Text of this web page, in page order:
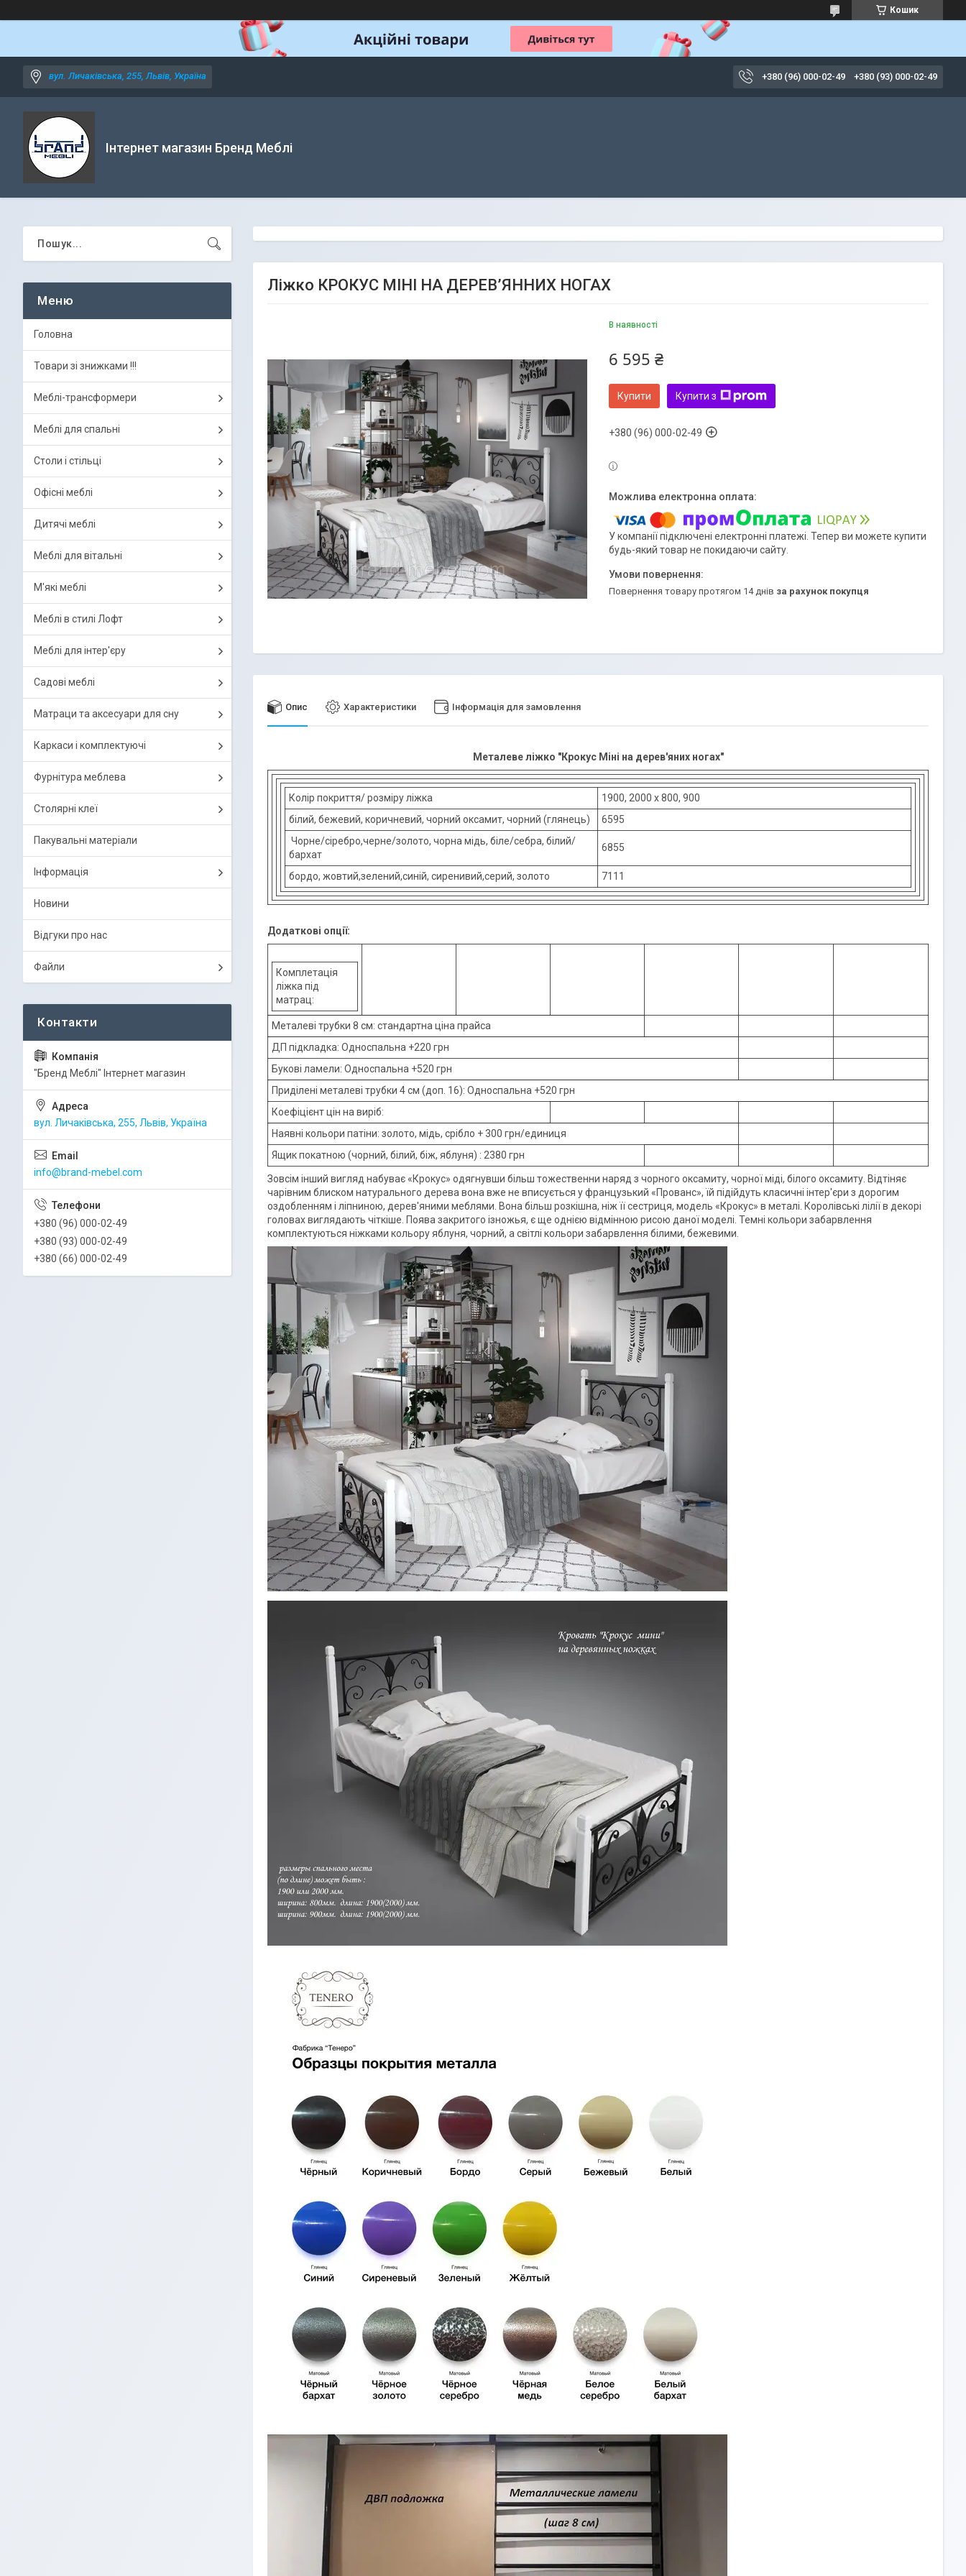
Кошик
вул. Личаківська, 255, Львів, Україна +380 (96) 000-02-49 +380 (93) 000-02-49
Інтернет магазин Бренд Меблі
Ліжко КРОКУС МІНІ НА ДЕРЕВ’ЯННИХ НОГАХ
В наявності
6 595 ₴
Купити Купити з
+380 (96) 000-02-49
У компанії підключені електронні платежі. Тепер ви можете купити
будь-який товар не покидаючи сайту.
повернення товару протягом 14 днів за рахунок покупця
Опис Характеристики Інформація для замовлення
Металеве ліжко "Крокус Міні на дерев'яних ногах"
Колір покриття/ розміру ліжка
1900, 2000 х 800, 900
білий, бежевий, коричневий, чорний оксамит, чорний (глянець)
6595
Чорне/сіребро,черне/золото, чорна мідь, біле/себра, білий/
бархат
6855
бордо, жовтий,зелений,синій, сиренивий,серий, золото 7111
Додаткові опції:
Комплетація
ліжка під
матрац:
Металеві трубки 8 см: стандартна ціна прайса
ДП підкладка: Односпальна +220 грн
Букові ламели: Односпальна +520 грн
Приділені металеві трубки 4 см (доп. 16): Односпальна +520 грн
Коефіцієнт цін на виріб:
Наявні кольори патіни: золото, мідь, срібло + 300 грн/единиця
Ящик покатною (чорний, білий, біж, яблуня) : 2380 грн
Зовсім інший вигляд набуває «Крокус» одягнувши більш тожественни наряд з чорного оксамиту, чорної міді, білого оксамиту. Відтіняє
чарівним блиском натурального дерева вона вже не вписується у французький «Прованс», їй підійдуть класичні інтер'єри з дорогим
оздобленням і ліпниною, дерев'яними меблями. Вона більш розкішна, ніж її сестриця, модель «Крокус» в металі. Королівські лілії в декорі
головах виглядають чіткіше. Поява закритого ізножья, є ще однією відмінною рисою даної моделі. Темні кольори забарвлення
комплектуються ніжками кольору яблуня, чорний, а світлі кольори забарвлення білими, бежевими.
Головна
Товари зі знижками !!!
Меблі-трансформери
Меблі для спальні
Столи і стільці
Офісні меблі
Дитячі меблі
Меблі для вітальні
М'які меблі
Меблі в стилі Лофт
Меблі для інтер'єру
Садові меблі
Матраци та аксесуари для сну
Каркаси і комплектуючі
Фурнітура меблева
Столярні клеї
Пакувальні матеріали
Інформація
Новини
Відгуки про нас
Файли
"Бренд Меблі" Інтернет магазин
вул. Личаківська, 255, Львів, Україна
info@brand-mebel.com
+380 (96) 000-02-49
+380 (93) 000-02-49
+380 (66) 000-02-49